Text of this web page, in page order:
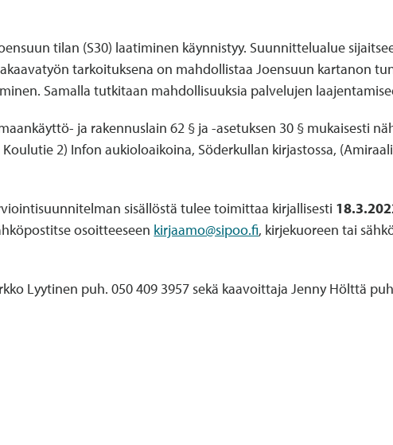
tilan (S30) laatiminen käynnistyy. Suunnittelualue
tarkoituksena on mahdollistaa Joensuun kartanon
Samalla tutkitaan mahdollisuuksia palvelujen
ja rakennuslain 62 § ja -asetuksen 30 § mukaisesti
2) Infon aukioloaikoina, Söderkullan kirjastossa,
sisällöstä tulee toimittaa kirjallisesti
osoitteeseen kirjaamo@sipoo.fi, kirjekuoreen tai
Lyytinen puh. 050 409 3957 sekä kaavoittaja Jenny Hölttä